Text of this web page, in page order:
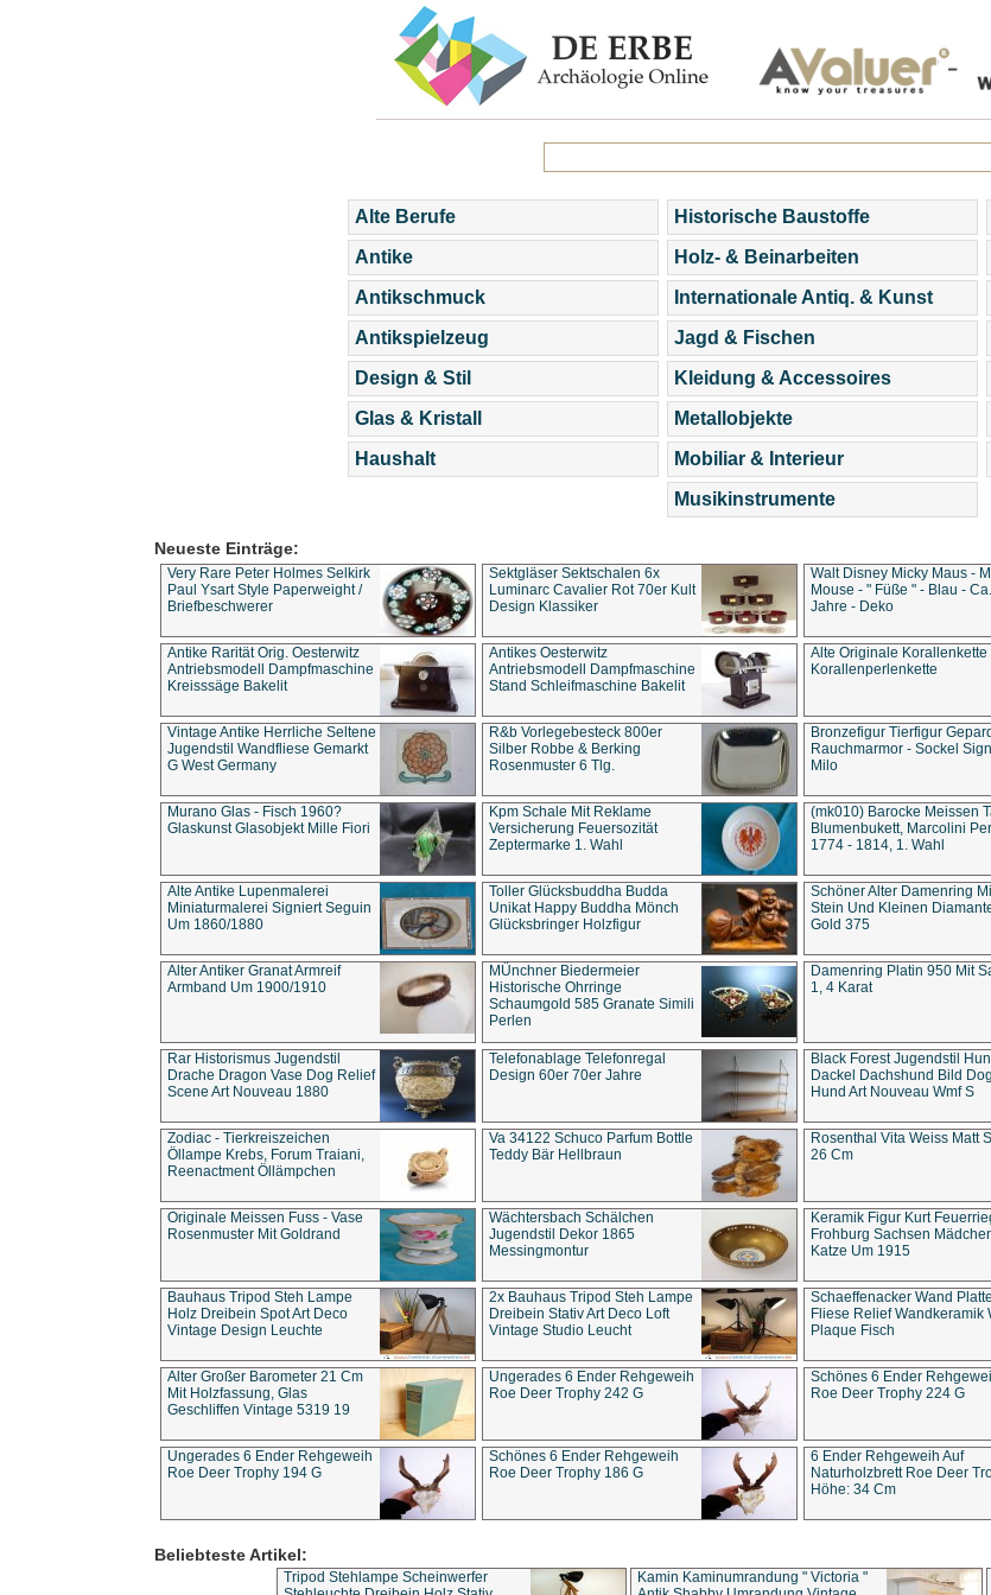
Alte Berufe
Antike
Antikschmuck
Antikspielzeug
Design & Stil
Glas & Kristall
Haushalt
Historische Baustoffe
Holz- & Beinarbeiten
Internationale Antiq. & Kunst
Jagd & Fischen
Kleidung & Accessoires
Metallobjekte
Mobiliar & Interieur
Musikinstrumente
Neueste Einträge:
Very Rare Peter Holmes Selkirk
Paul Ysart Style Paperweight /
Briefbeschwerer
Sektgläser Sektschalen 6x
Luminarc Cavalier Rot 70er Kult
Design Klassiker
Walt Disney Micky Maus -
Mouse - " Füße " - Blau -
Jahre - Deko
Antike Rarität Orig. Oesterwitz
Antriebsmodell Dampfmaschine
Kreisssäge Bakelit
Antikes Oesterwitz
Antriebsmodell Dampfmaschine
Stand Schleifmaschine Bakelit
Alte Originale Korallenkette
Korallenperlenkette
Vintage Antike Herrliche Seltene
Jugendstil Wandfliese Gemarkt
G West Germany
R&b Vorlegebesteck 800er
Silber Robbe & Berking
Rosenmuster 6 Tlg.
Bronzefigur Tierfigur
Rauchmarmor - Sockel
Milo
Murano Glas - Fisch 1960?
Glaskunst Glasobjekt Mille Fiori
Kpm Schale Mit Reklame
Versicherung Feuersozität
Zeptermarke 1. Wahl
(mk010) Barocke Meissen
Blumenbukett, Marcolini
1774 - 1814, 1. Wahl
Alte Antike Lupenmalerei
Miniaturmalerei Signiert Seguin
Um 1860/1880
Toller Glücksbuddha Budda
Unikat Happy Buddha Mönch
Glücksbringer Holzfigur
Schöner Alter Damenring
Stein Und Kleinen
Gold 375
Alter Antiker Granat Armreif
Armband Um 1900/1910
MÜnchner Biedermeier
Historische Ohrringe
Schaumgold 585 Granate Simili
Perlen
Damenring Platin 950 Mit
1, 4 Karat
Rar Historismus Jugendstil
Drache Dragon Vase Dog Relief
Scene Art Nouveau 1880
Telefonablage Telefonregal
Design 60er 70er Jahre
Black Forest Jugendstil
Dackel Dachshund Bild Dog
Hund Art Nouveau Wmf S
Zodiac - Tierkreiszeichen
Öllampe Krebs, Forum Traiani,
Reenactment Öllämpchen
Va 34122 Schuco Parfum Bottle
Teddy Bär Hellbraun
Rosenthal Vita Weiss Matt
26 Cm
Originale Meissen Fuss - Vase
Rosenmuster Mit Goldrand
Wächtersbach Schälchen
Jugendstil Dekor 1865
Messingmontur
Keramik Figur Kurt
Frohburg Sachsen
Katze Um 1915
Bauhaus Tripod Steh Lampe
Holz Dreibein Spot Art Deco
Vintage Design Leuchte
2x Bauhaus Tripod Steh Lampe
Dreibein Stativ Art Deco Loft
Vintage Studio Leucht
Schaeffenacker Wand Platte
Fliese Relief Wandkeramik
Plaque Fisch
Alter Großer Barometer 21 Cm
Mit Holzfassung, Glas
Geschliffen Vintage 5319 19
Ungerades 6 Ender Rehgeweih
Roe Deer Trophy 242 G
Schönes 6 Ender
Roe Deer Trophy 224 G
Ungerades 6 Ender Rehgeweih
Roe Deer Trophy 194 G
Schönes 6 Ender Rehgeweih
Roe Deer Trophy 186 G
6 Ender Rehgeweih Auf
Naturholzbrett Roe Deer
Höhe: 34 Cm
Beliebteste Artikel:
Tripod Stehlampe Scheinwerfer
Kamin Kaminumrandung " Victoria "